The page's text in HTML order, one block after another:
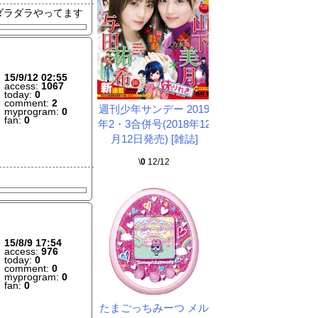
ラ ダラやってます
15/9/12 02:55
access: 1067
today: 0
comment: 2
myprogram: 0
fan: 0
15/8/9 17:54
access: 976
today: 0
comment: 0
myprogram: 0
fan: 0
週刊少年サンデー 2019
年2・3合併号(2018年12
月12日発売) [雑誌]
\0 12/12
たまごっちみーつ メル